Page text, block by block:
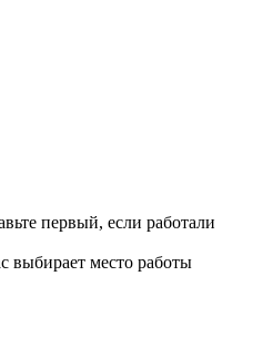
первый, если работали
выбирает место работы